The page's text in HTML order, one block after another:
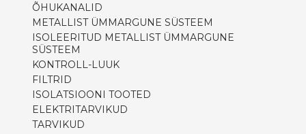
ÕHUKANALID
METALLIST ÜMMARGUNE SÜSTEEM
ISOLEERITUD METALLIST ÜMMARGUNE
SÜSTEEM
KONTROLL-LUUK
FILTRID
ISOLATSIOONI TOOTED
ELEKTRITARVIKUD
TARVIKUD